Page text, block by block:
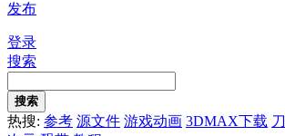
发布
登录
搜索
搜索
热搜: 参考 源文件 游戏动画 3DMAX下载